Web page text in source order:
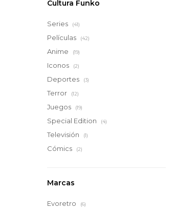
Marcas
Evoretro (6)
Cultura Funko
Series (41)
Películas (42)
Anime (19)
Iconos (2)
Deportes (3)
Terror (12)
Juegos (19)
Special Edition (4)
Televisión (1)
Cómics (2)